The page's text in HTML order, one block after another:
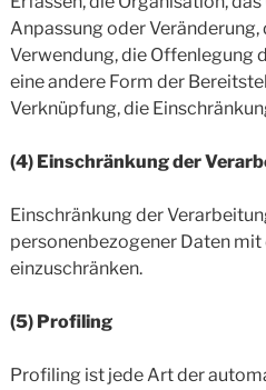
Anpassung oder
Verwendung, die Offenlegung
eine andere Form der
Verknüpfung, die
(4) Einschränkung der
Einschränkung der
personenbezogener Daten
einzuschränken.
(5) Profiling
Profiling ist jede Art der